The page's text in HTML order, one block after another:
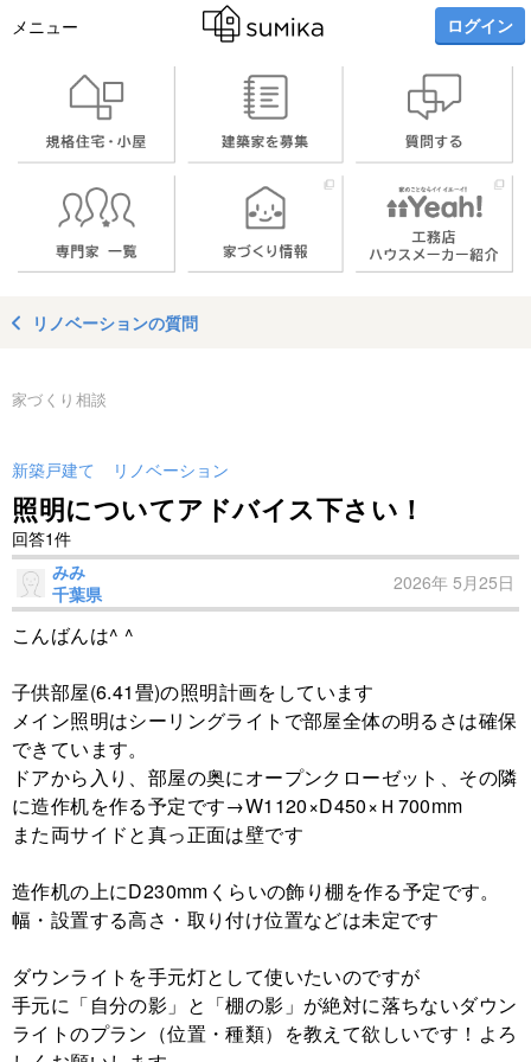
メニュー ログイン
リノベーションの質問
家づくり相談
新築戸建て リノベーション
照明についてアドバイス下さい！
回答1件
みみ
千葉県
2026年 5月25日
こんばんは^ ^
子供部屋(6.41畳)の照明計画をしています
メイン照明はシーリングライトで部屋全体の明るさは確保
できています。
ドアから入り、部屋の奥にオープンクローゼット、その隣
に造作机を作る予定です→W1120×D450×Ｈ700mm
また両サイドと真っ正面は壁です
造作机の上にD230mmくらいの飾り棚を作る予定です。
幅・設置する高さ・取り付け位置などは未定です
ダウンライトを手元灯として使いたいのですが
手元に「自分の影」と「棚の影」が絶対に落ちないダウン
ライトのプラン（位置・種類）を教えて欲しいです！よろ